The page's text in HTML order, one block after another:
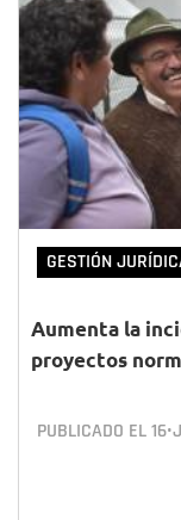
GESTIÓN
Aumenta la
proyectos
PUBLICADO EL